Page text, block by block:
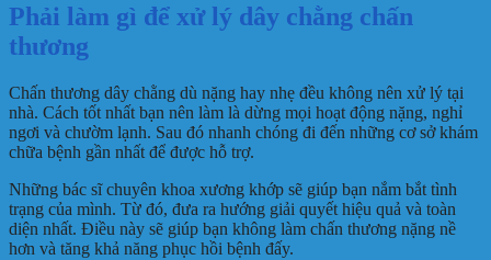
Phải làm gì để xử lý dây chằng chấn
thương
Chấn thương dây chằng dù nặng hay nhẹ đều không nên xử lý tại
nhà. Cách tốt nhất bạn nên làm là dừng mọi hoạt động nặng, nghỉ
ngơi và chườm lạnh. Sau đó nhanh chóng đi đến những cơ sở khám
chữa bệnh gần nhất để được hỗ trợ.
Những bác sĩ chuyên khoa xương khớp sẽ giúp bạn nắm bắt tình
trạng của mình. Từ đó, đưa ra hướng giải quyết hiệu quả và toàn
diện nhất. Điều này sẽ giúp bạn không làm chấn thương nặng nề
hơn và tăng khả năng phục hồi bệnh đấy.